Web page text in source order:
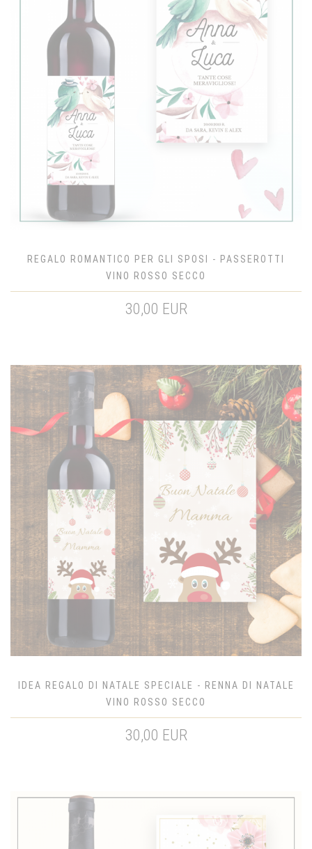
REGALO ROMANTICO PER GLI SPOSI - PASSEROTTI
VINO ROSSO SECCO
30,00 EUR
IDEA REGALO DI NATALE SPECIALE - RENNA DI NATALE
VINO ROSSO SECCO
30,00 EUR